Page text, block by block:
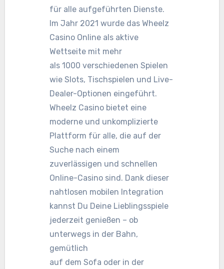
für alle aufgeführten Dienste.
Im Jahr 2021 wurde das Wheelz
Casino Online als aktive
Wettseite mit mehr
als 1000 verschiedenen Spielen
wie Slots, Tischspielen und Live-
Dealer-Optionen eingeführt.
Wheelz Casino bietet eine
moderne und unkomplizierte
Plattform für alle, die auf der
Suche nach einem
zuverlässigen und schnellen
Online-Casino sind. Dank dieser
nahtlosen mobilen Integration
kannst Du Deine Lieblingsspiele
jederzeit genießen – ob
unterwegs in der Bahn,
gemütlich
auf dem Sofa oder in der